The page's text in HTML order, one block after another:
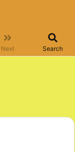
Next Search